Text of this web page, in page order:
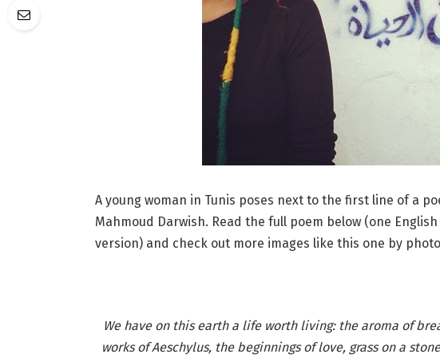
A young woman in Tunis poses next to the first line of a
Mahmoud Darwish. Read the full poem below (one
version) and check out more images like this one by
We have on this earth a life worth living: the aroma of
works of Aeschylus, the beginnings of love, grass on a